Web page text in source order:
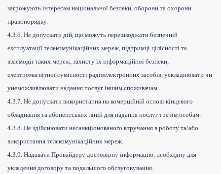
загрожують інтересам національної безпеки, оборони та охорони
правопорядку.
4.3.6. Не допускати дій, що можуть перешкоджати безпечній
експлуатації телекомунікаційних мереж, підтримці цілісності та
взаємодії таких мереж, захисту їх інформаційної безпеки,
електромагнітної сумісності радіоелектронних засобів, ускладнювати чи
унеможливлювати надання послуг іншим споживачам.
4.3.7. Не допускати використання на комерційній основі кінцевого
обладнання та абонентських ліній для надання послуг третім особам.
4.3.8. Не здійснювати несанкціонованого втручання в роботу та/або
використання телекомунікаційних мереж.
4.3.9. Надавати Провайдеру достовірну інформацію, необхідну для
укладення договору та подальшого обслуговування.